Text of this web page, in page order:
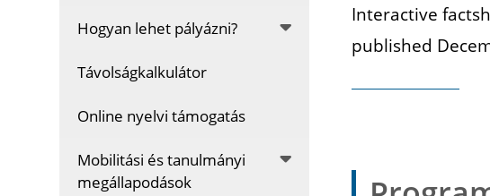
Hogyan lehet pályázni?
Távolságkalkulátor
Online nyelvi támogatás
Mobilitási és tanulmányi
megállapodások
Interactive
published